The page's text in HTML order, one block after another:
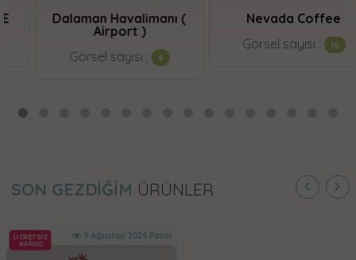
Dalaman Havalimanı (
Airport )
Görsel sayısı : 4
Nevada Coffee
Görsel sayısı : 16
SON GEZDİĞİM ÜRÜNLER
ÜCRETSİZ
KARGO
9 Ağustos 2026 Pazar